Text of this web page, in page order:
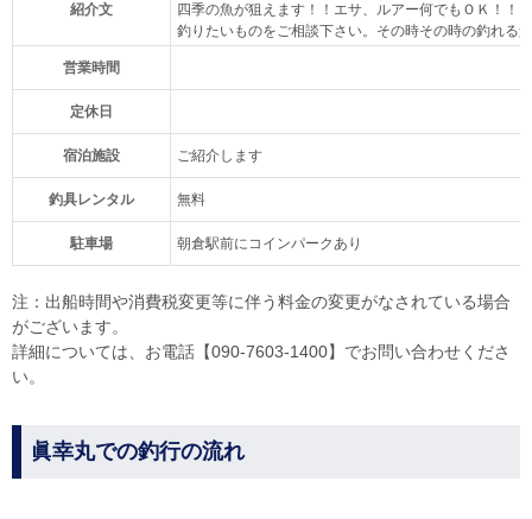
紹介文
四季の魚が狙えます！！エサ、ルアー何でもＯＫ！！！
釣りたいものをご相談下さい。その時その時の釣れる
営業時間
定休日
宿泊施設 ご紹介します
釣具レンタル 無料
駐車場 朝倉駅前にコインパークあり
注：出船時間や消費税変更等に伴う料金の変更がなされている場合
がございます。
詳細については、お電話【090-7603-1400】でお問い合わせくださ
い。
眞幸丸での釣行の流れ